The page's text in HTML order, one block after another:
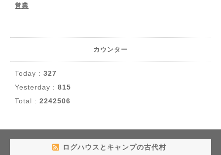
営業
カウンター
Today : 327
Yesterday : 815
Total : 2242506
ログハウスとキャンプの古代村